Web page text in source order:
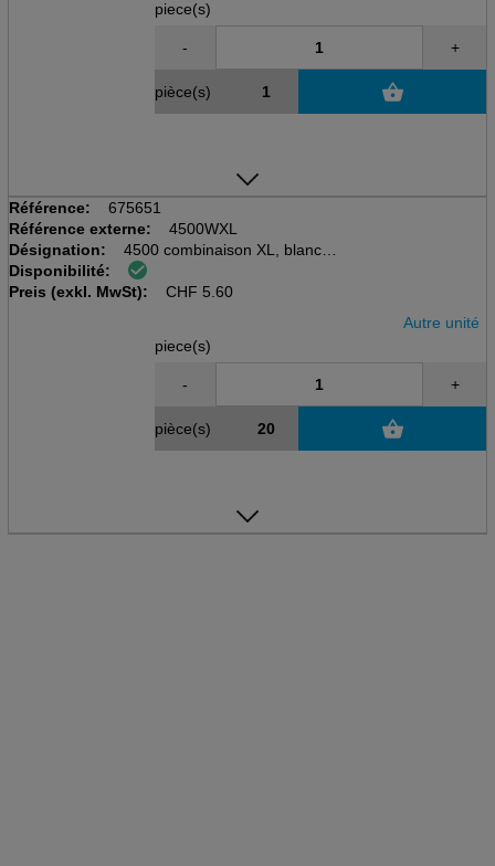
piece(s)
- +
pièce(s)
Référence:
675651
Référence externe:
4500WXL
Désignation:
4500 combinaison XL, blanche,
avec capuchon
Disponibilité:
Preis (exkl. MwSt):
CHF 5.60
Autre unité
piece(s)
- +
pièce(s)